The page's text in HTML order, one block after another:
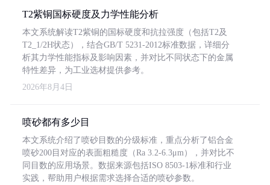
T2紫铜国标硬度及力学性能分析
本文系统解读T2紫铜的国标硬度和抗拉强度（包括T2及
T2_1/2H状态），结合GB/T 5231-2012标准数据，详细分
析其力学性能指标及影响因素，并对比不同状态下的金属
特性差异，为工业选材提供参考。
2026年8月4日
喷砂都有多少目
本文系统介绍了喷砂目数的分级标准，重点分析了铝合金
喷砂200目对应的表面粗糙度（Ra 3.2-6.3μm），并对比不
同目数的应用场景。数据来源包括ISO 8503-1标准和行业
实践，帮助用户根据需求选择合适的喷砂参数。